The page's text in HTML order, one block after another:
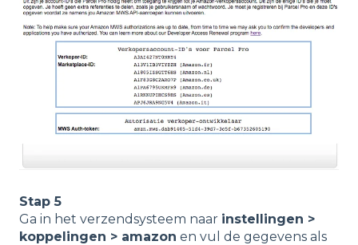
Stap 5
Ga in het verzendsysteem naar instellingen >
koppelingen > amazon en vul de gegevens als